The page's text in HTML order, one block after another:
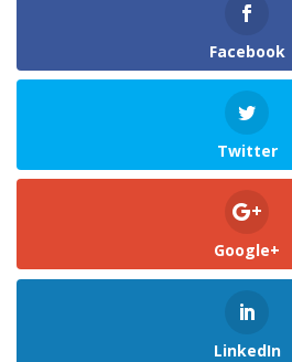
Facebook
Twitter
Google+
LinkedIn